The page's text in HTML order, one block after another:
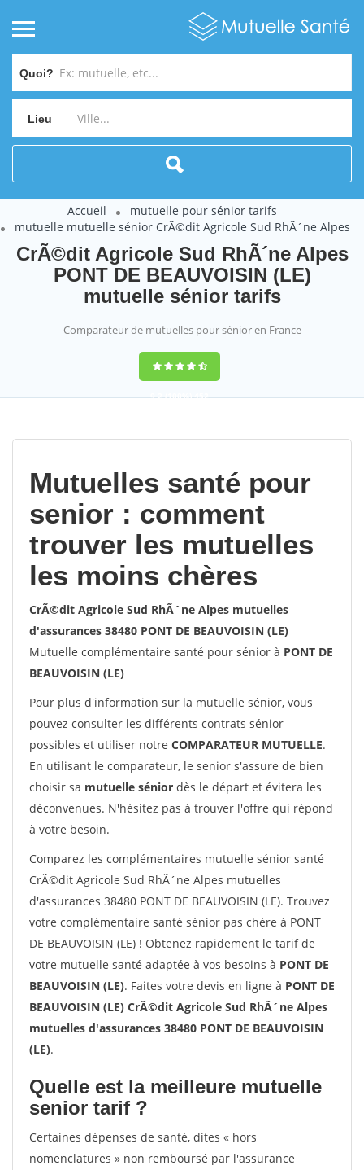
Quoi?
Lieu
Accueil
mutuelle pour sénior tarifs
mutuelle mutuelle sénior CrÃ©dit Agricole Sud RhÃ´ne Alpes
CrÃ©dit Agricole Sud RhÃ´ne Alpes
PONT DE BEAUVOISIN (LE)
mutuelle sénior tarifs
Comparateur de mutuelles pour sénior en France
9,2(100%)452
Mutuelles santé pour
senior : comment
trouver les mutuelles
les moins chères
CrÃ©dit Agricole Sud RhÃ´ne Alpes mutuelles
d'assurances 38480 PONT DE BEAUVOISIN (LE)
Mutuelle complémentaire santé pour sénior à PONT DE
BEAUVOISIN (LE)
Pour plus d'information sur la mutuelle sénior, vous
pouvez consulter les différents contrats sénior
possibles et utiliser notre COMPARATEUR MUTUELLE.
En utilisant le comparateur, le senior s'assure de bien
choisir sa mutuelle sénior dès le départ et évitera les
déconvenues. N'hésitez pas à trouver l'offre qui répond
à votre besoin.
Comparez les complémentaires mutuelle sénior santé
CrÃ©dit Agricole Sud RhÃ´ne Alpes mutuelles
d'assurances 38480 PONT DE BEAUVOISIN (LE). Trouvez
votre complémentaire santé sénior pas chère à PONT
DE BEAUVOISIN (LE) ! Obtenez rapidement le tarif de
votre mutuelle santé adaptée à vos besoins à PONT DE
BEAUVOISIN (LE). Faites votre devis en ligne à PONT DE
BEAUVOISIN (LE) CrÃ©dit Agricole Sud RhÃ´ne Alpes
mutuelles d'assurances 38480 PONT DE BEAUVOISIN
(LE).
Quelle est la meilleure mutuelle
senior tarif ?
Certaines dépenses de santé, dites « hors
nomenclatures » non remboursé par l'assurance